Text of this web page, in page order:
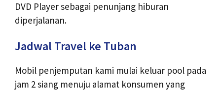
DVD Player sebagai penunjang hiburan
diperjalanan.
Jadwal Travel ke Tuban
Mobil penjemputan kami mulai keluar pool pada
jam 2 siang menuju alamat konsumen yang